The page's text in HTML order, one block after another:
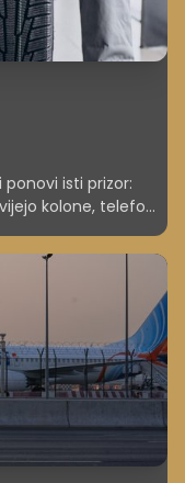
isti prizor:
kolone, telefoni
je za
ta rutina jih
treba. Ne zato, ker
ker se napake pri
kopičijo